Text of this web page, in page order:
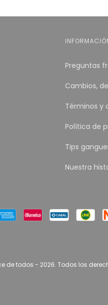
Preguntas
Cambios,
Términos y
Política de
Tips
Nuestra
de todos - 2026. Todos los